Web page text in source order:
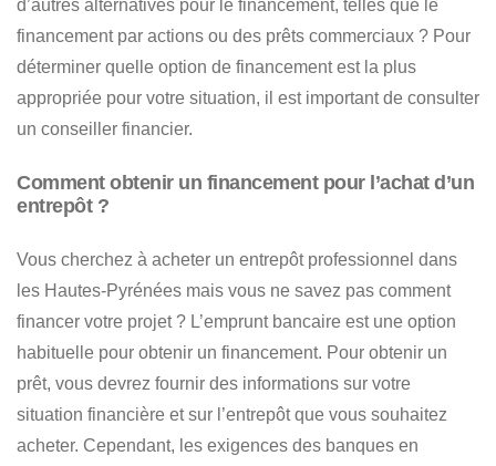
d’autres alternatives pour le financement, telles que le
financement par actions ou des prêts commerciaux ? Pour
déterminer quelle option de financement est la plus
appropriée pour votre situation, il est important de consulter
un conseiller financier.
Comment obtenir un financement pour l’achat d’un
entrepôt ?
Vous cherchez à acheter un entrepôt professionnel dans
les Hautes-Pyrénées mais vous ne savez pas comment
financer votre projet ? L’emprunt bancaire est une option
habituelle pour obtenir un financement. Pour obtenir un
prêt, vous devrez fournir des informations sur votre
situation financière et sur l’entrepôt que vous souhaitez
acheter. Cependant, les exigences des banques en